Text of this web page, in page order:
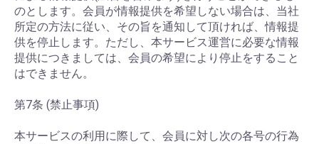
のとします。会員が情報提供を希望しない場合は、当社
所定の方法に従い、その旨を通知して頂ければ、情報提
供を停止します。ただし、本サービス運営に必要な情報
提供につきましては、会員の希望により停止をすること
はできません。
第7条 (禁止事項)
本サービスの利用に際して、会員に対し次の各号の行為